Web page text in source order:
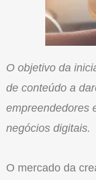
O objetivo da
de conteúdo a
empreendedores
negócios digitais.
O mercado da